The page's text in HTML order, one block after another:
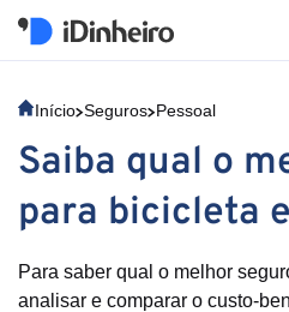
Início Seguros Pessoal
Saiba qual o
para bicicleta
Para saber qual o melhor
analisar e comparar o custo-